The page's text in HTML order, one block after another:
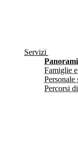
Servizi
Famiglie
Personale
Percorsi